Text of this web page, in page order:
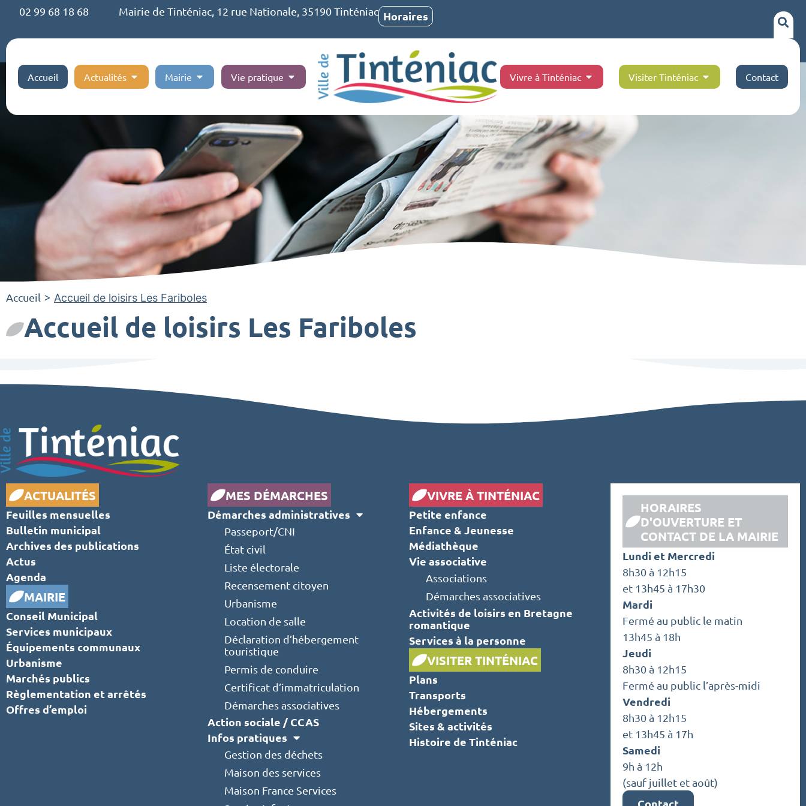
02 99 68 18 68 Mairie de Tinténiac, 12 rue Nationale, 35190 Tinténiac Horaires
Accueil Actualités Mairie Vie pratique Vivre à Tinténiac Visiter Tinténiac Contact
Accueil > Accueil de loisirs Les Fariboles
Accueil de loisirs Les Fariboles
ACTUALITÉS
Feuilles mensuelles
Bulletin municipal
Archives des publications
Actus
Agenda
MAIRIE
Conseil Municipal
Services municipaux
Équipements communaux
Urbanisme
Marchés publics
Règlementation et arrêtés
Offres d’emploi
MES DÉMARCHES
Démarches administratives
Passeport/CNI
État civil
Liste électorale
Recensement citoyen
Urbanisme
Location de salle
Déclaration d’hébergement
touristique
Permis de conduire
Certificat d’immatriculation
Démarches associatives
Action sociale / CCAS
Infos pratiques
Gestion des déchets
Maison des services
Maison France Services
VIVRE À TINTÉNIAC
Petite enfance
Enfance & Jeunesse
Médiathèque
Vie associative
Associations
Démarches associatives
Activités de loisirs en Bretagne
romantique
Services à la personne
VISITER TINTÉNIAC
Plans
Transports
Hébergements
Sites & activités
Histoire de Tinténiac
HORAIRES
D'OUVERTURE ET
CONTACT DE LA MAIRIE
Lundi et Mercredi
8h30 à 12h15
et 13h45 à 17h30
Mardi
Fermé au public le matin
13h45 à 18h
Jeudi
8h30 à 12h15
Fermé au public l’après-midi
Vendredi
8h30 à 12h15
et 13h45 à 17h
Samedi
9h à 12h
(sauf juillet et août)